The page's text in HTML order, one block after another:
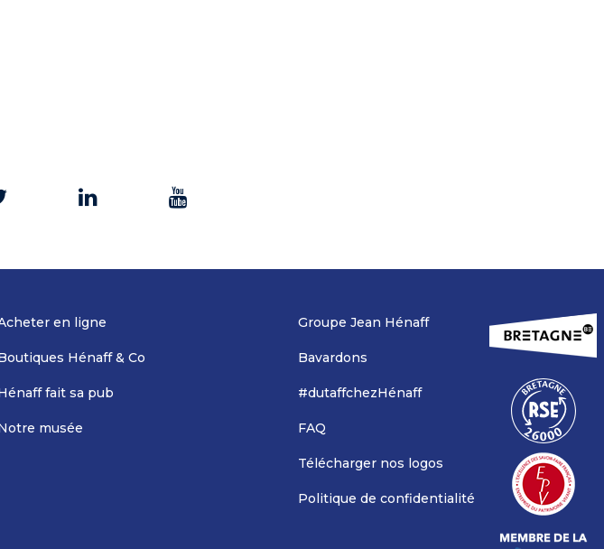
en ligne
Hénaff & Co
fait sa pub
musée
Groupe Jean Hénaff
Bavardons
#dutaffchezHénaff
FAQ
Télécharger nos logos
Politique de confidentialité